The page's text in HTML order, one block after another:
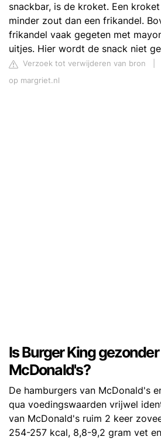
snackbar, is de kroket. Een
minder zout dan een frikandel.
frikandel vaak gegeten met
uitjes. Hier wordt de snack niet
Verzoek tot verwijderen van bron
op margriet.nl
Is Burger King
McDonald's?
De hamburgers van McDonald's
qua voedingswaarden vrijwel
van McDonald's ruim 2 keer
254-257 kcal, 8,8-9,2 gram vet